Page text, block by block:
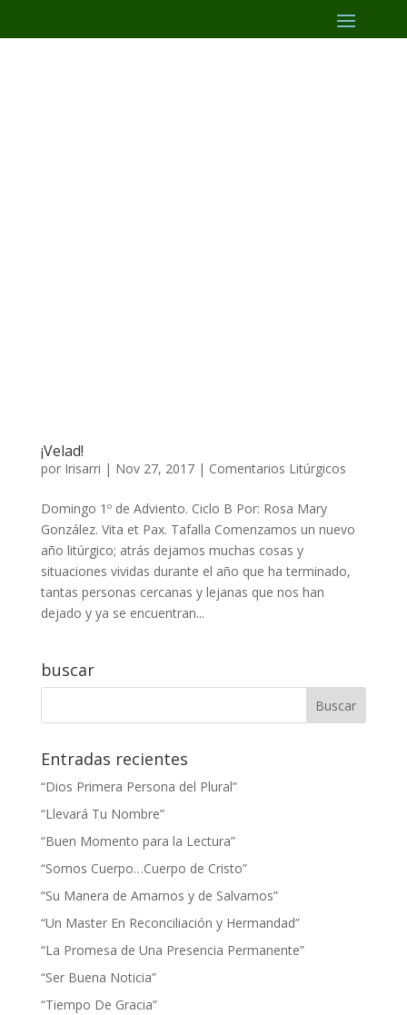
¡Velad!
por Irisarri | Nov 27, 2017| Comentarios Litúrgicos
Domingo 1º de Adviento. Ciclo B Por: Rosa Mary
González. Vita et Pax. Tafalla Comenzamos un nuevo
año litúrgico; atrás dejamos muchas cosas y
situaciones vividas durante el año que ha terminado,
tantas personas cercanas y lejanas que nos han
dejado y ya se encuentran...
buscar
Entradas recientes
“Dios Primera Persona del Plural”
“Llevará Tu Nombre”
“Buen Momento para la Lectura”
“Somos Cuerpo…Cuerpo de Cristo”
“Su Manera de Amarnos y de Salvarnos”
“Un Master En Reconciliación y Hermandad”
“La Promesa de Una Presencia Permanente”
“Ser Buena Noticia”
“Tiempo De Gracia”